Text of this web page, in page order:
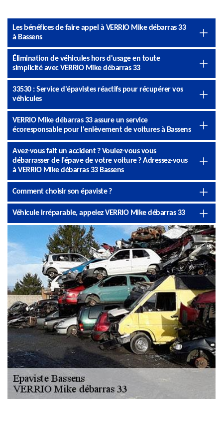
Les bénéfices de faire appel à VERRIO Mike débarras 33
à Bassens
Élimination de véhicules hors d'usage en toute
simplicité avec VERRIO Mike débarras 33
33530 : Service d'épavistes réactifs pour récupérer vos
véhicules
VERRIO Mike débarras 33 assure un service
écoresponsable pour l'enlèvement de voitures à Bassens
Avez-vous fait un accident ? Voulez-vous vous
débarrasser de l’épave de votre voiture ? Adressez-vous
à VERRIO Mike débarras 33 Bassens
Comment choisir son épaviste ?
Véhicule irréparable, appelez VERRIO Mike débarras 33